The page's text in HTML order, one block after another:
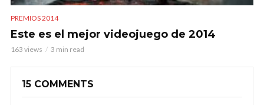
PREMIOS 2014
Este es el mejor videojuego de 2014
163 views 3 min read
15 COMMENTS